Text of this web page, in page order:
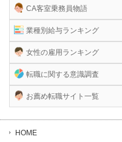
CA客室乗務員物語
業種別給与ランキング
女性の雇用ランキング
転職に関する意識調査
お薦め転職サイト一覧
HOME